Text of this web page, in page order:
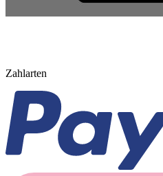
Zahlarten